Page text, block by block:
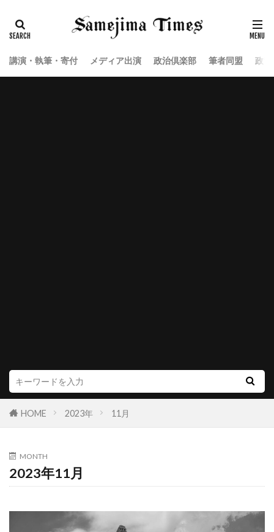
講演・執筆・寄付 メディア出演 政治倶楽部 筆者同盟 政
HOME 2023年 11月
MONTH
2023年11月